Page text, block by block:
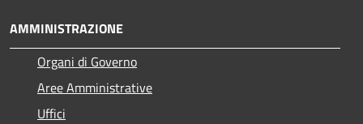
AMMINISTRAZIONE
Organi di Governo
Aree Amministrative
Uffici